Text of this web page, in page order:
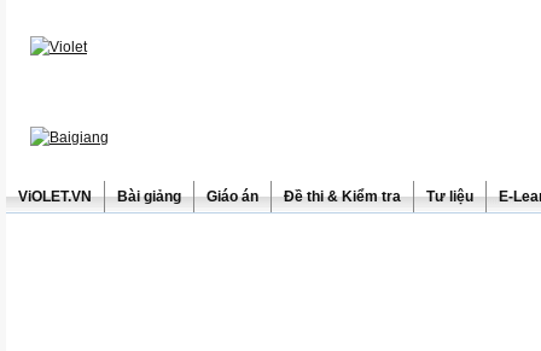
ViOLET.VN Bài giảng Giáo án Đề thi & Kiểm tra Tư liệu E-